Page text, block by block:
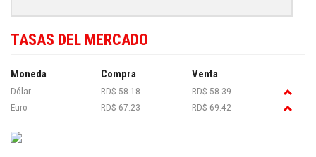
TASAS DEL MERCADO
Moneda Compra Venta
Dólar RD$ 58.18
RD$ 58.39
Euro
RD$ 67.23 RD$ 69.42